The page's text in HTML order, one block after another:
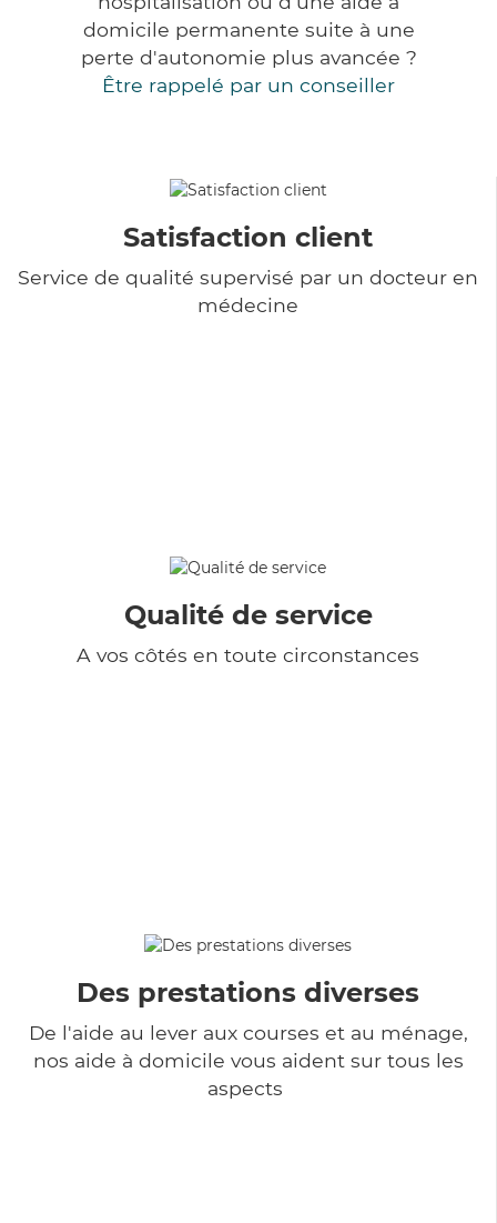
domicile permanente suite à une
perte d'autonomie plus avancée ?
Être rappelé par un conseiller
Satisfaction client
Service de qualité supervisé par un docteur en
médecine
Qualité de service
A vos côtés en toute circonstances
Des prestations diverses
De l'aide au lever aux courses et au ménage,
nos aide à domicile vous aident sur tous les
aspects